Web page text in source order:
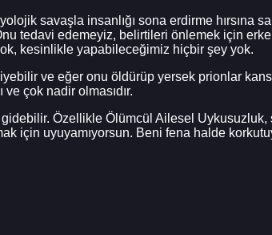
savaşla insanlığı sona erdirme hırsına
tedavi edemeyiz, belirtileri önlemek için
kesinlikle yapabileceğimiz hiçbir şey yok.
ve eğer onu öldürüp yersek prionlar
çok nadir olmasıdır.
Özellikle Ölümcül Ailesel
için uyuyamıyorsun. Beni fena halde